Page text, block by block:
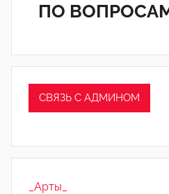
ПО
СВЯЗЬ С АДМИНОМ
_Арты_